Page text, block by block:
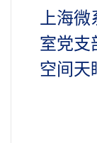
上海
室党支
空间天